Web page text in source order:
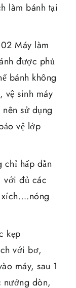
làm bánh tại
Máy làm
được phủ
bánh không
vệ sinh máy
sử dụng
vệ lớp
chỉ hấp dẫn
với đủ các
kẹp
với bơ,
máy, sau 1
nướng dòn,